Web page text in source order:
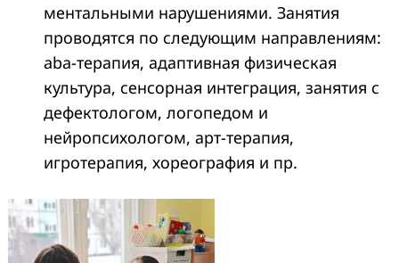
ментальными нарушениями. Занятия
проводятся по следующим направлениям:
aba-терапия, адаптивная физическая
культура, сенсорная интеграция, занятия с
дефектологом, логопедом и
нейропсихологом, арт-терапия,
игротерапия, хореография и пр.